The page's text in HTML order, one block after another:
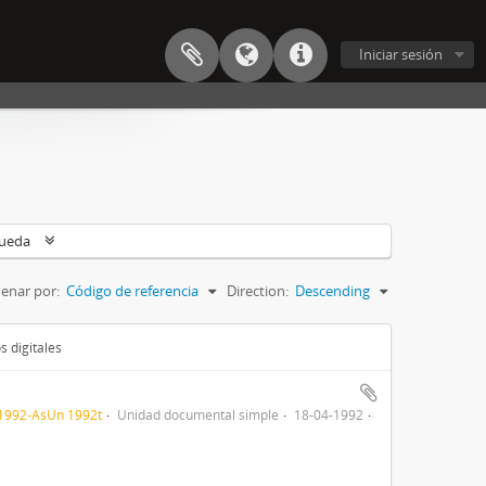
Iniciar sesión
por: Código de referencia Direction: Descending
digitales
AsUn 1992t Unidad documental simple 18-04-1992